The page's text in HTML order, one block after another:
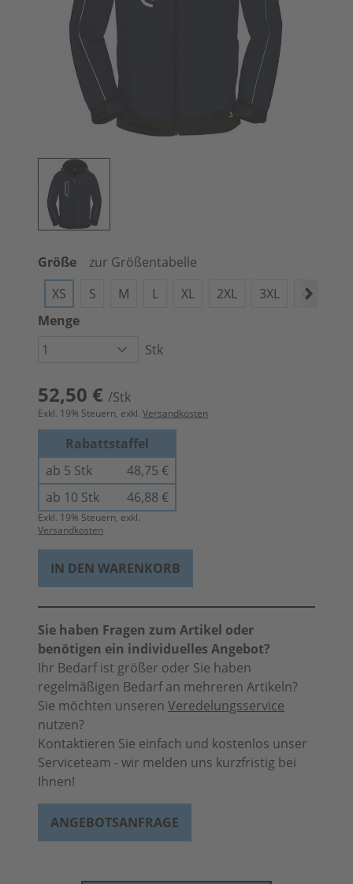
Größe
zur Größentabelle
XS
S M L XL 2XL 3XL 4XL
Menge
Stk
52,50 € /Stk
Exkl. 19% Steuern, exkl. Versandkosten
Rabattstaffel
ab 5 Stk
48,75 €
ab 10 Stk
46,88 €
Exkl. 19% Steuern, exkl.
Versandkosten
IN DEN WARENKORB
Sie haben Fragen zum Artikel oder
benötigen ein individuelles Angebot?
Ihr Bedarf ist größer oder Sie haben
regelmäßigen Bedarf an mehreren Artikeln?
Sie möchten unseren Veredelungsservice
nutzen?
Kontaktieren Sie einfach und kostenlos unser
Serviceteam - wir melden uns kurzfristig bei
Ihnen!
ANGEBOTSANFRAGE